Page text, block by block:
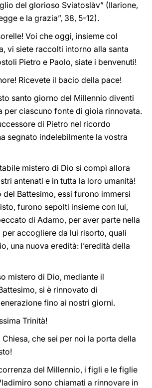
del glorioso Sviatoslàv” (Ilarione,
e la grazia”, 38, 5-12).
Voi che oggi, insieme col
vi siete raccolti intorno alla santa
Pietro e Paolo, siate i benvenuti!
Ricevete il bacio della pace!
santo giorno del Millennio diventi
per ciascuno fonte di gioia rinnovata.
di Pietro nel ricordo
segnato indelebilmente la vostra
mistero di Dio si compì allora
antenati e in tutta la loro umanità!
del Battesimo, essi furono immersi
furono sepolti insieme con lui,
di Adamo, per aver parte nella
per accogliere da lui risorto, quali
una nuova eredità: l’eredità della
mistero di Dio, mediante il
si è rinnovato di
fino ai nostri giorni.
Trinità!
Chiesa, che sei per noi la porta della
del Millennio, i figli e le figlie
sono chiamati a rinnovare in